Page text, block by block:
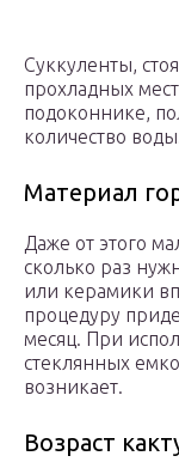
Суккуленты,
прохладных
подоконнике,
количество
Материал
Даже от этого
сколько раз
или керамики
процедуру
месяц. При
стеклянных
возникает.
Возраст